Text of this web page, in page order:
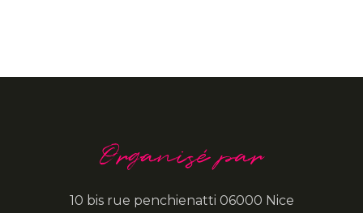
Organisé par
10 bis rue penchienatti 06000 Nice